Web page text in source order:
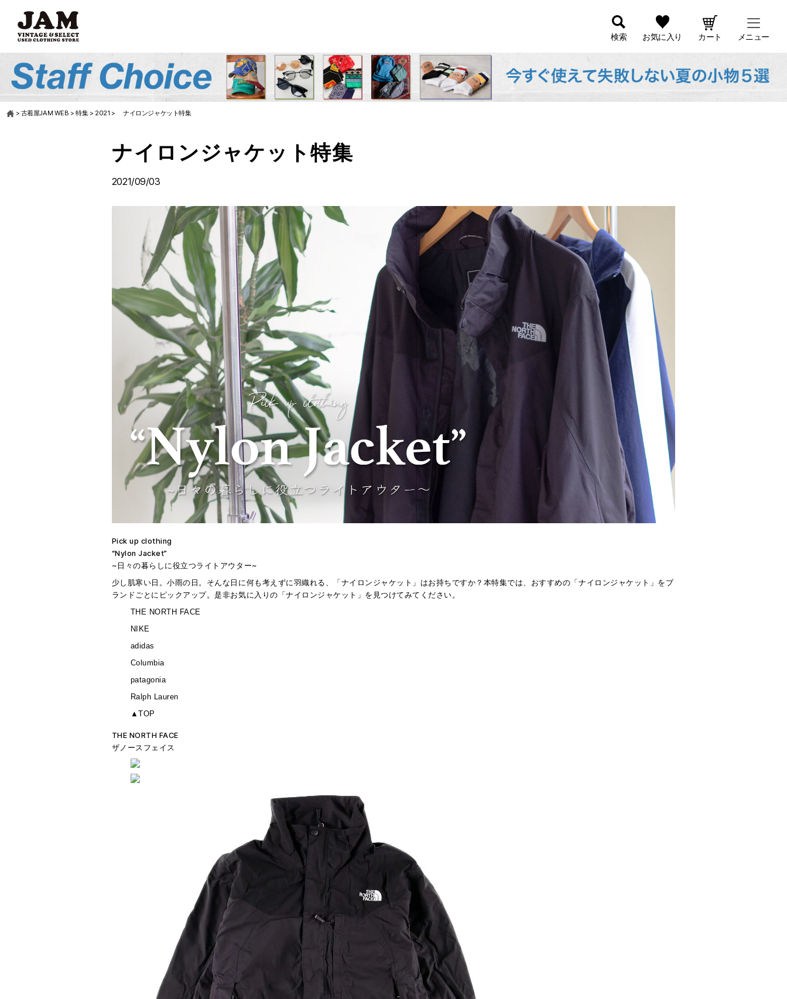
検索 お気に入り カート メニュー
> 古着屋JAM WEB >特集> 2021 > ナイロンジャケット特集
ナイロンジャケット特集
2021/09/03
Pick up clothing
“Nylon Jacket”
~日々の暮らしに役立つライトアウター~
少し肌寒い日。小雨の日。そんな日に何も考えずに羽織れる、「ナイロンジャケット」はお持ちですか？本特集では、おすすめの「ナイロンジャケット」をブ
ランドごとにピックアップ。是非お気に入りの「ナイロンジャケット」を見つけてみてください。
THE NORTH FACE
NIKE
adidas
Columbia
patagonia
Ralph Lauren
▲TOP
THE NORTH FACE
ザノースフェイス